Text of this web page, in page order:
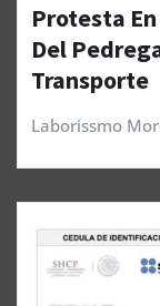
Protesta
Del
Transporte
Laborissmo